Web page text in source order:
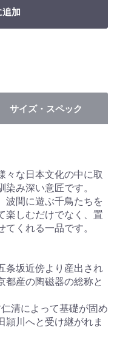
追加
サイズ・スペック
々な日本文化の中に取
み深い意匠です。
波間に遊ぶ千鳥たちを
楽しむだけでなく、置
くれる一品です。
条坂近傍より産出され
都産の陶磁器の総称と
清によって基礎が固め
頴川へと受け継がれま